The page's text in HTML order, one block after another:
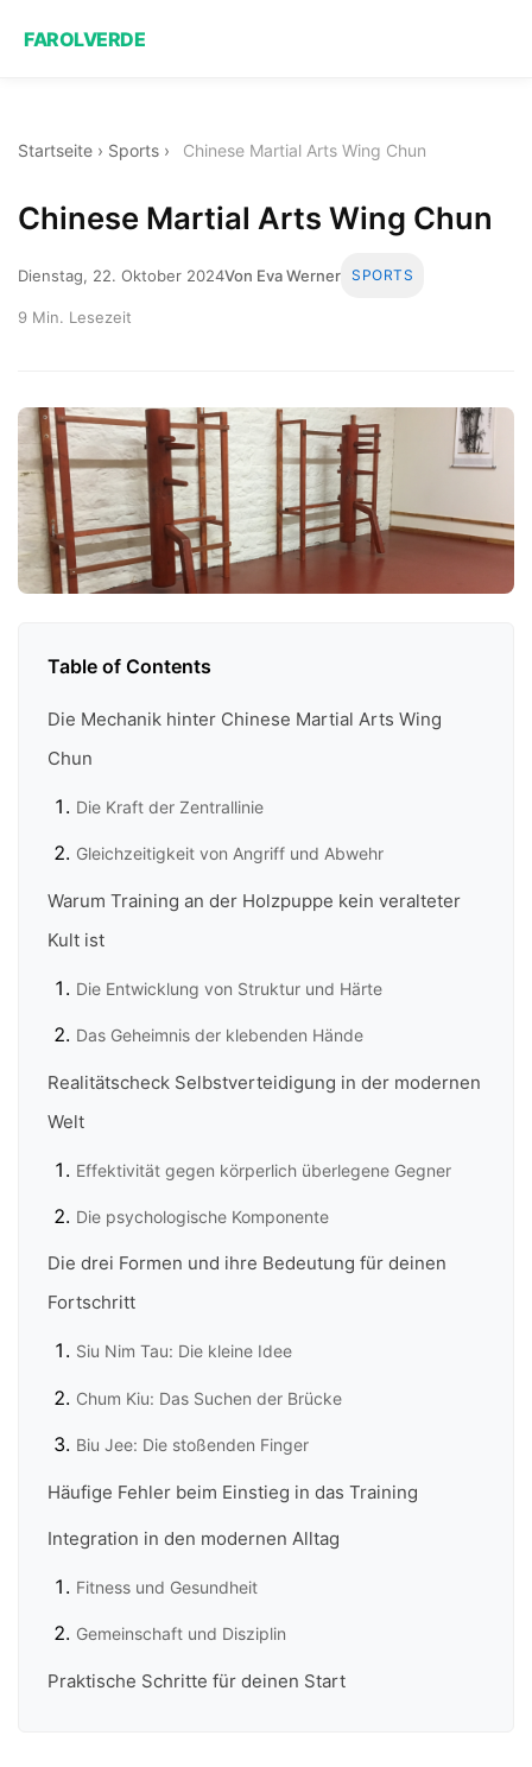
FAROLVERDE
Startseite › Sports › Chinese Martial Arts Wing Chun
Chinese Martial Arts Wing Chun
Dienstag, 22. Oktober 2024Von Eva Werner SPORTS
9 Min. Lesezeit
Table of Contents
Die Mechanik hinter Chinese Martial Arts Wing
Chun
Die Kraft der Zentrallinie
Gleichzeitigkeit von Angriff und Abwehr
Warum Training an der Holzpuppe kein veralteter
Kult ist
Die Entwicklung von Struktur und Härte
Das Geheimnis der klebenden Hände
Realitätscheck Selbstverteidigung in der modernen
Welt
Effektivität gegen körperlich überlegene Gegner
Die psychologische Komponente
Die drei Formen und ihre Bedeutung für deinen
Fortschritt
Siu Nim Tau: Die kleine Idee
Chum Kiu: Das Suchen der Brücke
Biu Jee: Die stoßenden Finger
Häufige Fehler beim Einstieg in das Training
Integration in den modernen Alltag
Fitness und Gesundheit
Gemeinschaft und Disziplin
Praktische Schritte für deinen Start